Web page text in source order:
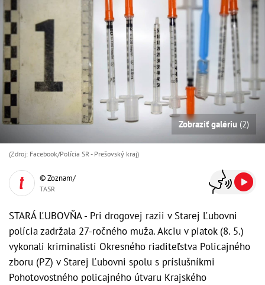
Zobraziť galériu (2)
(Zdroj: Facebook/Polícia SR - Prešovský kraj )
© Zoznam/
TASR
STARÁ ĽUBOVŇA - Pri drogovej razii v Starej Ľubovni
polícia zadržala 27-ročného muža. Akciu v piatok (8. 5.)
vykonali kriminalisti Okresného riaditeľstva Policajného
zboru (PZ) v Starej Ľubovni spolu s príslušníkmi
Pohotovostného policajného útvaru Krajského